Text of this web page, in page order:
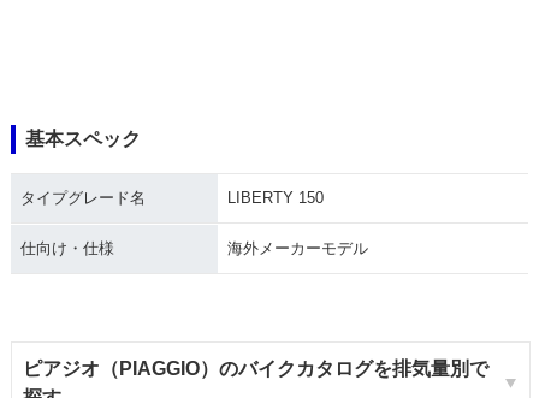
基本スペック
タイプグレード名 LIBERTY 150
仕向け・仕様 海外メーカーモデル
ピアジオ（PIAGGIO）のバイクカタログを排気量別で